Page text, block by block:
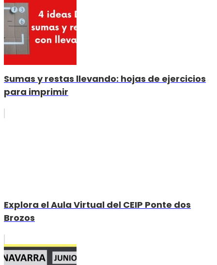
Sumas y restas llevando: hojas de ejercicios
para imprimir
Explora el Aula Virtual del CEIP Ponte dos
Brozos